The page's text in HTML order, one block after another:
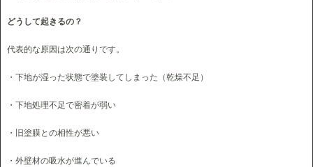
どうして起きるの？
代表的な原因は次の通りです。
・下地が湿った状態で塗装してしまった（乾燥不足）
・下地処理不足で密着が弱い
・旧塗膜との相性が悪い
・外壁材の吸水が進んでいる